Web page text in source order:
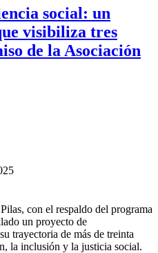
social: un
visibiliza tres
de la Asociación
con el respaldo del programa
un proyecto de
trayectoria de más de treinta
la inclusión y la justicia social.